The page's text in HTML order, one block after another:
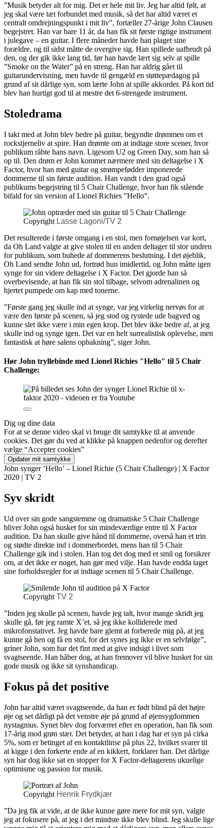
”Musik betyder alt for mig. Det er hele mit liv. Jeg har altid følt, at
jeg skal være tæt forbundet med musik, så det har altid været et
centralt omdrejningspunkt i mit liv”, fortæller 27-årige John Clausen
begejstret. Han var bare 11 år, da han fik sit første rigtige instrument
i julegave – en guitar. I flere måneder havde han plaget sine
forældre, og til sidst måtte de overgive sig. Han spillede uafbrudt på
den, og der gik ikke lang tid, før han havde lært sig selv at spille
”Smoke on the Water” på en streng. Han har aldrig gået til
guitarundervisning, men havde til gengæld en støttepædagog på
grund af sit dårlige syn, som lærte John at spille akkorder. På kort tid
blev han hurtigt god til at mestre det 6-strengede instrument.
Stoledrama
I takt med at John blev bedre på guitar, begyndte drømmen om et
rockstjerneliv at spire. Han drømte om at indtage store scener, hvor
publikum råbte hans navn. Ligesom U2 og Green Day, som han så
op til. Den drøm er John kommet nærmere med sin deltagelse i X
Factor, hvor han med guitar og strømpefødder imponerede
dommerne til sin første audition. Han vandt i den grad også
publikums begejstring til 5 Chair Challenge, hvor han fik stående
bifald for sin version af Lionel Richies ”Hello”.
Copyright Lasse Lagoni/TV 2
Det resulterede i første omgang i en stol, men fornøjelsen var kort,
da Oh Land valgte at give stolen til en anden deltager til stor undren
for publikum, som buhede af dommerens beslutning. I det øjeblik,
Oh Land sendte John ud, fortrød hun imidlertid, og John måtte igen
synge for sin videre deltagelse i X Factor. Det gjorde han så
overbevisende, at han fik sin stol tilbage, selvom adrenalinen og
hjertet pumpede om kap med tonerne.
”Første gang jeg skulle ind at synge, var jeg virkelig nervøs for at
være den første på scenen, så jeg stod og rystede ude bagved og
kunne slet ikke være i min egen krop. Det blev ikke bedre af, at jeg
skulle ind og synge igen. Det var en helt surrealistisk oplevelse, men
fantastisk at høre salens opbakning”, siger John.
Hør John tryllebinde med Lionel Richies "Hello" til 5 Chair
Challenge:
Dig og dine data
For at se denne video skal vi bruge dit samtykke til at anvende
cookies. Det gør du ved at klikke på knappen nedenfor og derefter
vælge “Accepter cookies”
Opdater mit samtykke
John synger ’Hello’ – Lionel Richie (5 Chair Challenge) | X Factor
2020 | TV 2
Syv skridt
Ud over sin gode sangstemme og dramatiske 5 Chair Challenge
bliver John også husket for sin mindeværdige entre til X Factor
audition. Da han skulle give hånd til dommerne, overså han et trin
og stødte direkte ind i dommerbordet, mens han til 5 Chair
Challenge gik ind i stolen. Han tog det dog med et smil og forsikrer
om, at det ikke er noget, han gør med vilje. Han havde endda taget
sine forholdsregler for at indtage scenen til 5 Chair Challenge.
Copyright TV 2
”Inden jeg skulle på scenen, havde jeg talt, hvor mange skridt jeg
skulle gå, før jeg ramte X’et, så jeg ikke kolliderede med
mikrofonstativet. Jeg havde bare glemt at forberede mig på, at jeg
kunne gå hen og få en stol, for det synes jeg ikke er en selvfølge”,
griner John, som har det fint med at give indsigt i livet som
svagtseende. Han håber dog, at han fremover vil blive husket for sin
gode musik og ikke sit synshandicap.
Fokus på det positive
John har altid været svagtseende, da han er født blind på det højre
øje og set dårligt på det venstre øje på grund af øjensygdommen
nystagmus. Synet blev dog forværret efter en operation, han fik som
17-årig mod grøn stær. Det betyder, at han i dag har et syn på cirka
5%, som er betinget af en kontaktlinse på plus 22, hvilket svarer til
at kigge i den forkerte ende af en kikkert, forklarer han. Det dårlige
syn har dog ikke sat en stopper for X Factor-deltagerens ukuelige
optimisme og passion for musik.
Copyright Henrik Frydkjær
”Da jeg fik at vide, at de ikke kunne gøre mere for mit syn, valgte
jeg at fokusere på, at jeg i det mindste ikke blev blind. Jeg skulle lige